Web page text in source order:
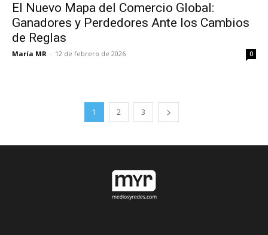
El Nuevo Mapa del Comercio Global:
Ganadores y Perdedores Ante los Cambios
de Reglas
María MR - 12 de febrero de 2026 0
1 2 3